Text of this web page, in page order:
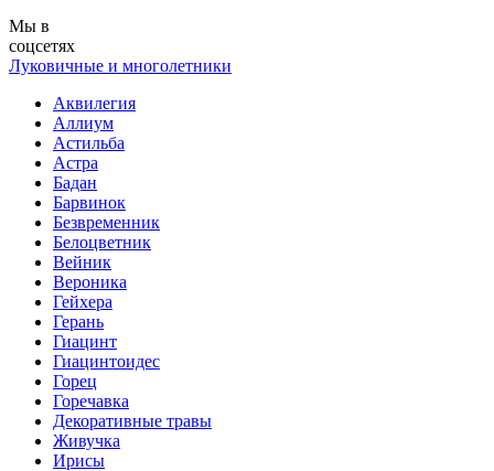
Мы в
соцсетях
Луковичные и многолетники
Аквилегия
Аллиум
Астильба
Астра
Бадан
Барвинок
Безвременник
Белоцветник
Вейник
Вероника
Гейхера
Герань
Гиацинт
Гиацинтоидес
Горец
Горечавка
Декоративные травы
Живучка
Ирисы